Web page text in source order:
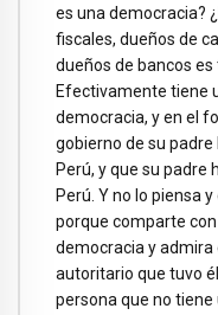
es una democracia?
fiscales, dueños de
dueños de bancos
Efectivamente tiene
democracia, y en el
gobierno de su padre
Perú, y que su padre
Perú. Y no lo piensa
porque comparte
democracia y admira
autoritario que tuvo
persona que no